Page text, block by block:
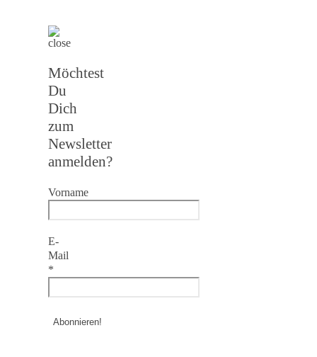
Möchtest
Du
Dich
zum
Newsletter
anmelden?
Vorname
E-
Mail
*